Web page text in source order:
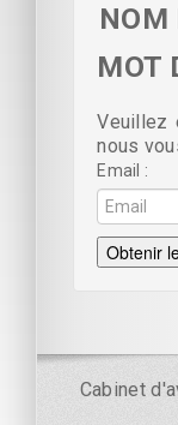
NOM
MOT
Veuillez
nous
Email
Obtenir
Cabinet